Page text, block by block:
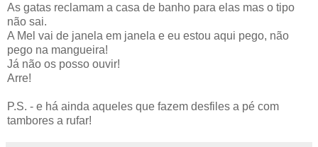
As gatas reclamam a casa de banho para elas mas o tipo
não sai.
A Mel vai de janela em janela e eu estou aqui pego, não
pego na mangueira!
Já não os posso ouvir!
Arre!
P.S. - e há ainda aqueles que fazem desfiles a pé com
tambores a rufar!